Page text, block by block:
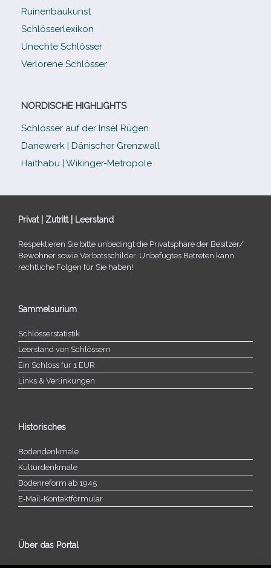
Ruinenbaukunst
Schlösserlexikon
Unechte Schlösser
Verlorene Schlösser
NORDISCHE HIGHLIGHTS
Schlösser auf der Insel Rügen
Danewerk | Dänischer Grenzwall
Haithabu | Wikinger-Metropole
Privat | Zutritt | Leerstand
Respektieren Sie bitte unbe­dingt die Privatsphäre der Besitzer/​
Bewohner sowie Verbotsschilder. Unbefugtes Betreten kann
recht­li­che Folgen für Sie haben!
Sammelsurium
Schlösserstatistik
Leerstand von Schlössern
Ein Schloss für 1 EUR
Links & Verlinkungen
Historisches
Bodendenkmale
Kulturdenkmale
Bodenreform ab 1945
E‑Mail-​​Kontaktformular
Über das Portal